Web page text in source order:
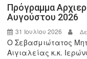
Πρόγραμμα
Αυγούστου 2026
31 Ιουλίου 2026
Ο Σεβασμιώτατος
Αιγιαλείας κ.κ.